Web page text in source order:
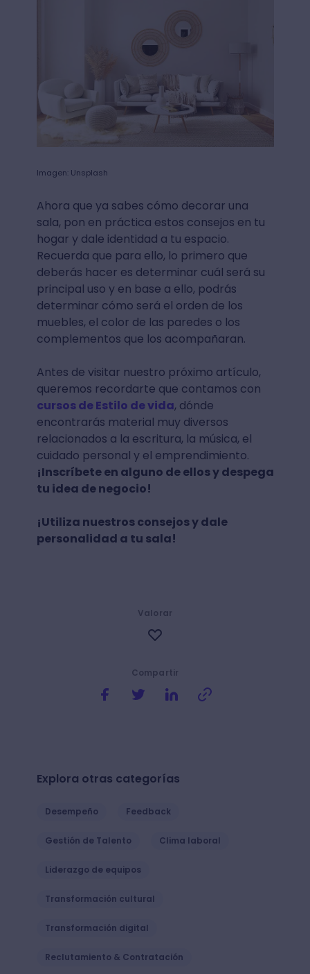
Imagen: Unsplash
Ahora que ya sabes cómo decorar una
sala, pon en práctica estos consejos en tu
hogar y dale identidad a tu espacio.
Recuerda que para ello, lo primero que
deberás hacer es determinar cuál será su
principal uso y en base a ello, podrás
determinar cómo será el orden de los
muebles, el color de las paredes o los
complementos que los acompañaran.
Antes de visitar nuestro próximo artículo,
queremos recordarte que contamos con
cursos de Estilo de vida, dónde
encontrarás material muy diversos
relacionados a la escritura, la música, el
cuidado personal y el emprendimiento.
¡Inscríbete en alguno de ellos y despega
tu idea de negocio!
¡Utiliza nuestros consejos y dale
personalidad a tu sala!
Compartir
Valorar
Explora otras categorías
Desempeño Feedback
Gestión de Talento Clima laboral
Liderazgo de equipos
Transformación cultural
Transformación digital
Reclutamiento & Contratación